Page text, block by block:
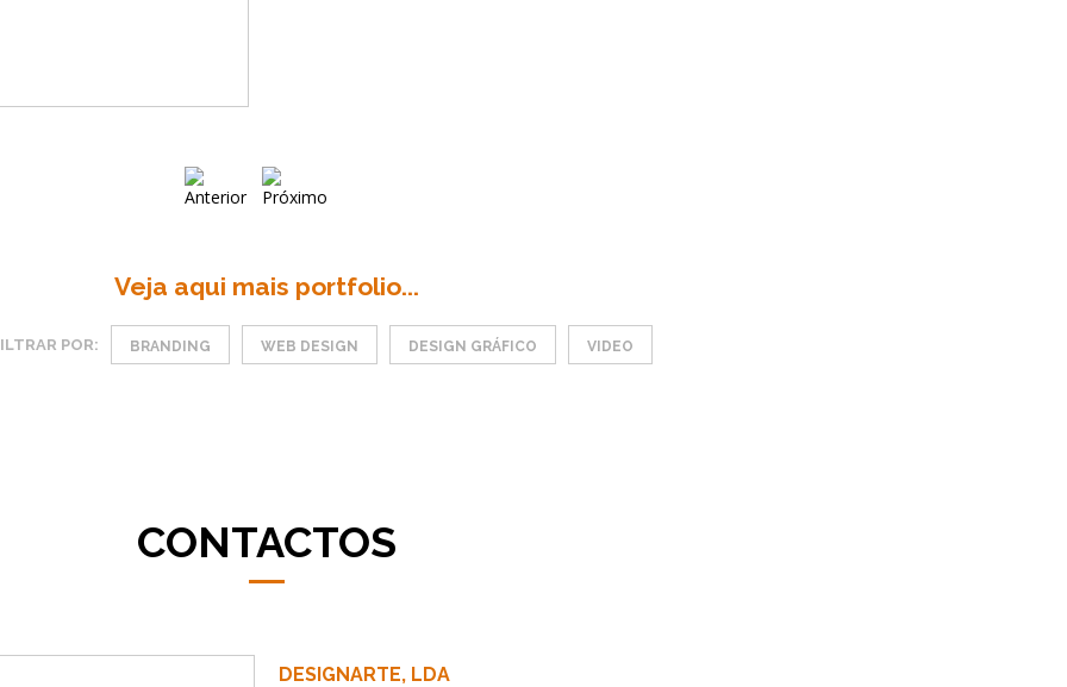
Veja aqui mais portfolio...
POR: BRANDING WEB DESIGN DESIGN GRÁFICO VIDEO
CONTACTOS
DESIGNARTE, LDA